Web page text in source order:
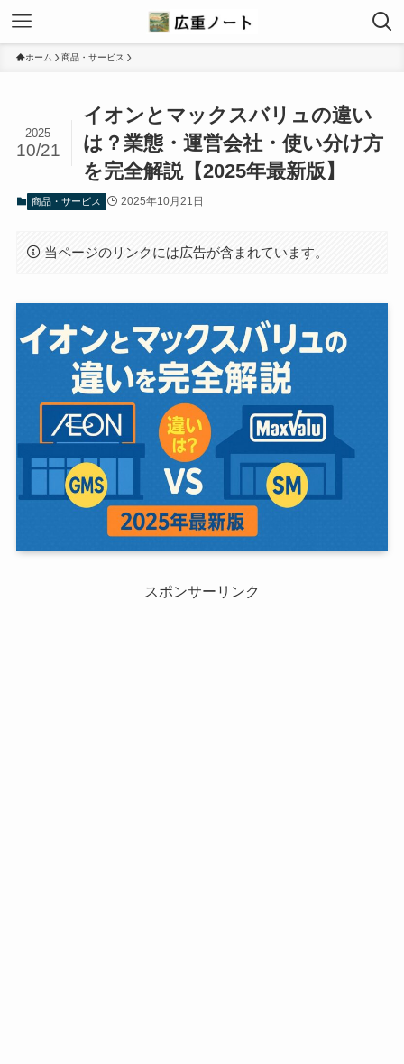
ホーム 商品・サービス
イオンとマックスバリュの違い
は？業態・運営会社・使い分け方
を完全解説【2025年最新版】
2025
10/21
商品・サービス 2025年10月21日
当ページのリンクには広告が含まれています。
スポンサーリンク